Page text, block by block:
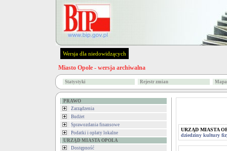
Wersja dla niedowidzących
Miasto Opole - wersja archiwalna
Statystyki Rejestr zmian
PRAWO
Zarządzenia
Budżet
Sprawozdania finansowe
Podatki i opłaty lokalne
URZĄD MIASTA OPOLA
Dostępność
URZĄD MIASTA
dziedziny kultury